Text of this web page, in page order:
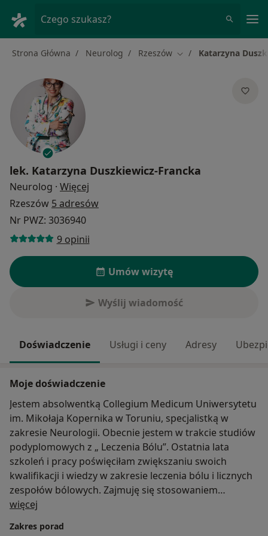
Czego szukasz?
Strona Główna Neurolog Rzeszów Zmień miasto
Katarzyna
lek. Katarzyna Duszkiewicz-Francka
Neurolog · Więcej
Rzeszów 5 adresów
Nr PWZ: 3036940
9 opinii
Umów wizytę
Wyślij wiadomość
Doświadczenie Usługi i ceny Adresy
Moje doświadczenie
Jestem absolwentką Collegium Medicum Uniwersytetu
im. Mikołaja Kopernika w Toruniu, specjalistką w
zakresie Neurologii. Obecnie jestem w trakcie studiów
podyplomowych z „ Leczenia Bólu”. Ostatnia lata
szkoleń i pracy poświęciłam zwiększaniu swoich
kwalifikacji i wiedzy w zakresie leczenia bólu i licznych
zespołów bólowych. Zajmuję się stosowaniem
kolagenu i kwasu botulinowego w zespołach bólowych
znajdują się między innymi zespoły bólowe głowy i
więcej
Zakres porad